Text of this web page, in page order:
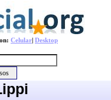
Celular| Desktop